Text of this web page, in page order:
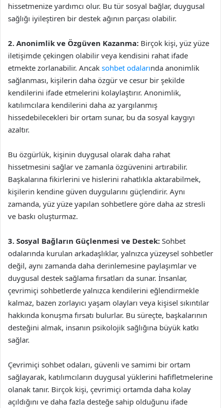
hissetmenize yardımcı olur. Bu tür sosyal bağlar, duygusal
sağlığı iyileştiren bir destek ağının parçası olabilir.
2. Anonimlik ve Özgüven Kazanma: Birçok kişi, yüz yüze
iletişimde çekingen olabilir veya kendisini rahat ifade
etmekte zorlanabilir. Ancak sohbet odalarında anonimlik
sağlanması, kişilerin daha özgür ve cesur bir şekilde
kendilerini ifade etmelerini kolaylaştırır. Anonimlik,
katılımcılara kendilerini daha az yargılanmış
hissedebilecekleri bir ortam sunar, bu da sosyal kaygıyı
azaltır.
Bu özgürlük, kişinin duygusal olarak daha rahat
hissetmesini sağlar ve zamanla özgüvenini artırabilir.
Başkalarına fikirlerini ve hislerini rahatlıkla aktarabilmek,
kişilerin kendine güven duygularını güçlendirir. Aynı
zamanda, yüz yüze yapılan sohbetlere göre daha az stresli
ve baskı oluşturmaz.
3. Sosyal Bağların Güçlenmesi ve Destek: Sohbet
odalarında kurulan arkadaşlıklar, yalnızca yüzeysel sohbetler
değil, aynı zamanda daha derinlemesine paylaşımlar ve
duygusal destek sağlama fırsatları da sunar. İnsanlar,
çevrimiçi sohbetlerde yalnızca kendilerini eğlendirmekle
kalmaz, bazen zorlayıcı yaşam olayları veya kişisel sıkıntılar
hakkında konuşma fırsatı bulurlar. Bu süreçte, başkalarının
desteğini almak, insanın psikolojik sağlığına büyük katkı
sağlar.
Çevrimiçi sohbet odaları, güvenli ve samimi bir ortam
sağlayarak, katılımcıların duygusal yüklerini hafifletmelerine
olanak tanır. Birçok kişi, çevrimiçi ortamda daha kolay
açıldığını ve daha fazla desteğe sahip olduğunu ifade